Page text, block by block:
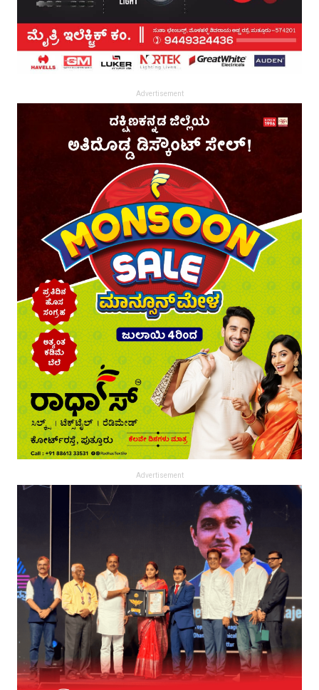
Advertisement
Advertisement